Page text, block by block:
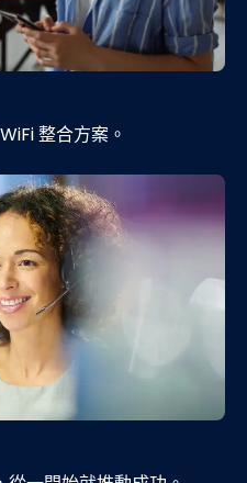
整合方案。